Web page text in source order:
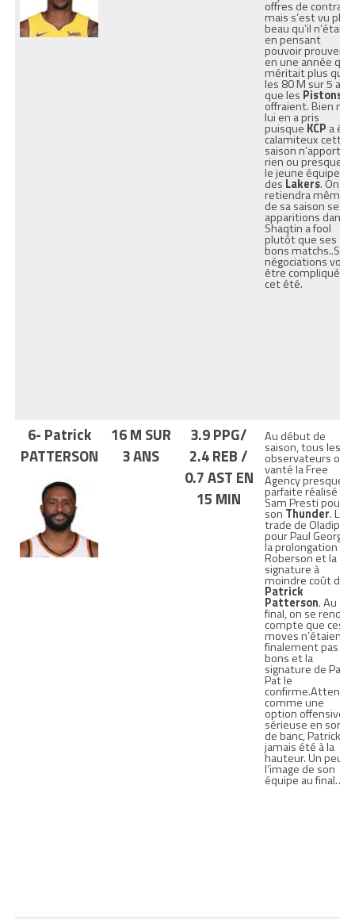
offres de contrat
mais s’est vu plus
beau qu’il n’était
en pensant
pouvoir prouver
en une année qu’il
méritait plus que
les 80 M sur 5 ans
que les Pistons
offraient. Bien mal
lui en a pris
puisque KCP a été
calamiteux cette
saison
rien ou presque à
le jeune équipe
des Lakers. On
retiendra même
de sa saison ses
apparitions dans
Shaqtin a fool
plutôt que ses
bons matchs..Ses
négociations vont
être compliquées
cet été.
6- Patrick
PATTERSON
16 M SUR
3 ANS
3.9 PPG/
2.4 REB /
0.7 AST EN
15 MIN
Au début de
saison, tous les
observateurs ont
vanté la Free
Agency presque
parfaite réalisé
Sam Presti pour
son Thunder. Le
trade de Oladipo
pour Paul George,
la prolongation de
Roberson et la
signature à
moindre coût de
Patrick
Patterson. Au
final, on se rend
compte que ces
moves n’étaient
finalement pas si
bons et la
signature de Pat
Pat le
confirme.Attendu
comme une
option offensive
sérieuse en sortie
de banc, Patrick
jamais été à la
hauteur. Un peu à
l’image de son
équipe au final…